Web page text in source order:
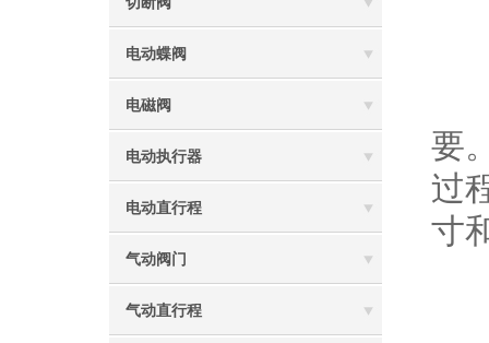
电动蝶阀
电磁阀
电动执行器
电动直行程
气动阀门
气动直行程
要
过
寸